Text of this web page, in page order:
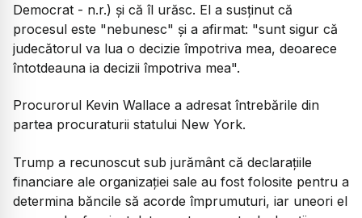
Democrat - n.r.) şi că îl urăsc. El a susţinut că
procesul este "nebunesc" şi a afirmat: "sunt sigur că
judecătorul va lua o decizie împotriva mea, deoarece
întotdeauna ia decizii împotriva mea".
Procurorul Kevin Wallace a adresat întrebările din
partea procuraturii statului New York.
Trump a recunoscut sub jurământ că declaraţiile
financiare ale organizaţiei sale au fost folosite pentru a
determina băncile să acorde împrumuturi, iar uneori el